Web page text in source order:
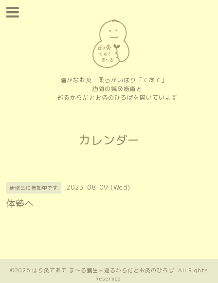
温かなお灸 柔らかいはり「てあて」
訪問の鍼灸施術と
巡るからだとお灸のひろばを開いています
カレンダー
研修会に参加中です 2023-08-09 (Wed)
体塾へ
©2026 はり灸てあて ま〜る養生＊巡るからだとお灸のひろば. All Rights
Reserved.